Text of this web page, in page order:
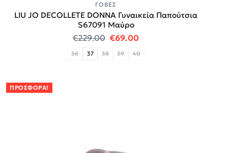
ΓΌΒΕΣ
LIU JO DECOLLETE DONNA Γυναικεία Παπούτσια
S67091 Μαύρο
€229.00 Original price was: €229.00.
€69.00Η τρέχουσα τιμή
36 37 38 39 40
ΠΡΟΣΦΟΡΆ!